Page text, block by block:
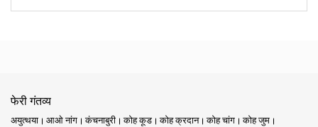
फेरी गंतव्य
अयुत्थया आओ नांग कंचनाबुरी कोह कूड कोह क्रदान कोह चांग
कोह जुम